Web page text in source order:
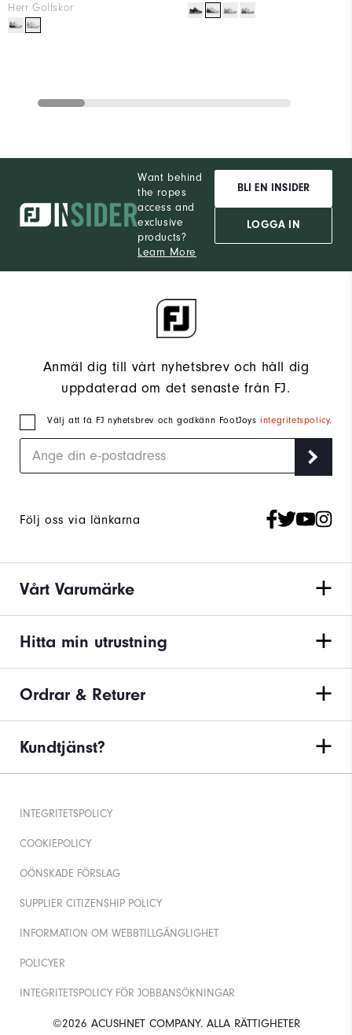
Herr Golfskor
Want behind
the ropes
access and
exclusive
products?
Learn More
BLI EN INSIDER
LOGGA IN
Anmäl dig till vårt nyhetsbrev och håll dig
uppdaterad om det senaste från FJ.
Välj att få FJ nyhetsbrev och godkänn FootJoysintegritetspolicy.
Följ oss via länkarna
Vårt Varumärke
Hitta min utrustning
Ordrar & Returer
Kundtjänst?
©2026 ACUSHNET COMPANY. ALLA RÄTTIGHETER
INTEGRITETSPOLICY
COOKIEPOLICY
OÖNSKADE FÖRSLAG
SUPPLIER CITIZENSHIP POLICY
INFORMATION OM WEBBTILLGÄNGLIGHET
POLICYER
INTEGRITETSPOLICY FÖR JOBBANSÖKNINGAR